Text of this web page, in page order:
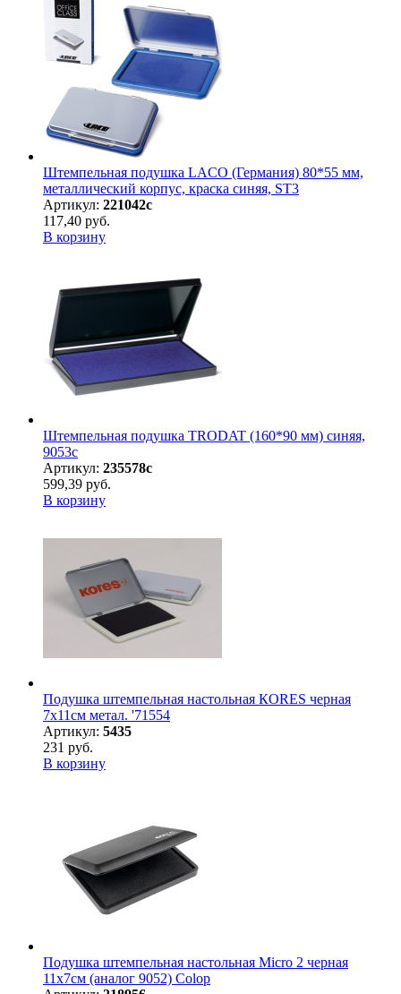
Штемпельная подушка LACO (Германия) 80*55 мм,
металлический корпус, краска синяя, ST3
Артикул: 221042с
117,40 руб.
В корзину
Штемпельная подушка TRODAT (160*90 мм) синяя,
9053с
Артикул: 235578с
599,39 руб.
В корзину
Подушка штемпельная настольная КORES черная
7х11см метал. '71554
Артикул: 5435
231 руб.
В корзину
Подушка штемпельная настольная Micro 2 черная
11х7см (аналог 9052) Colop